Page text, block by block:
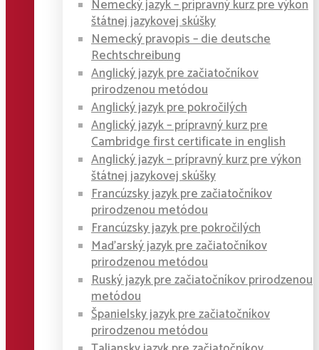
Nemecký jazyk – prípravný kurz pre výkon
štátnej jazykovej skúšky
Nemecký pravopis – die deutsche
Rechtschreibung
Anglický jazyk pre začiatočníkov
prirodzenou metódou
Anglický jazyk pre pokročilých
Anglický jazyk – prípravný kurz pre
Cambridge first certificate in english
Anglický jazyk – prípravný kurz pre výkon
štátnej jazykovej skúšky
Francúzsky jazyk pre začiatočníkov
prirodzenou metódou
Francúzsky jazyk pre pokročilých
Maďarský jazyk pre začiatočníkov
prirodzenou metódou
Ruský jazyk pre začiatočníkov prirodzenou
metódou
Španielsky jazyk pre začiatočníkov
prirodzenou metódou